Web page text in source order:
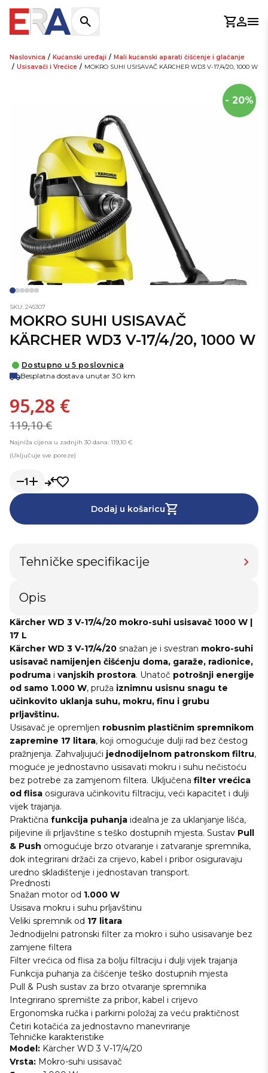
Košarica
Naslovnica / Kućanski uređaji / Mali kućanski aparati čišćenje i glačanje
/ Usisavači i Vrećice / MOKRO SUHI USISAVAČ KÄRCHER WD3 V-17/4/20, 1000 W
- 20%
SKU: 245307
MOKRO SUHI USISAVAČ
KÄRCHER WD3 V-17/4/20, 1000 W
Dostupno u 5 poslovnica
Besplatna dostava unutar 30 km
95,28 €
119,10 €
Najniža cijena u zadnjih 30 dana: 119,10 €
(Uključuje sve poreze)
1
Dodaj u košaricu
Tehničke specifikacije
Opis
Kärcher WD 3 V-17/4/20 mokro-suhi usisavač 1000 W |
17 L
Kärcher WD 3 V-17/4/20 snažan je i svestran mokro-suhi
usisavač namijenjen čišćenju doma, garaže, radionice,
podruma i vanjskih prostora. Unatoč potrošnji energije
od samo 1.000 W, pruža iznimnu usisnu snagu te
učinkovito uklanja suhu, mokru, finu i grubu
prljavštinu.
Usisavač je opremljen robusnim plastičnim spremnikom
zapremine 17 litara, koji omogućuje dulji rad bez čestog
pražnjenja. Zahvaljujući jednodijelnom patronskom filtru,
moguće je jednostavno usisavati mokru i suhu nečistoću
bez potrebe za zamjenom filtera. Uključena filter vrećica
od flisa osigurava učinkovitu filtraciju, veći kapacitet i dulji
vijek trajanja.
Praktična funkcija puhanja idealna je za uklanjanje lišća,
piljevine ili prljavštine s teško dostupnih mjesta. Sustav Pull
& Push omogućuje brzo otvaranje i zatvaranje spremnika,
dok integrirani držači za crijevo, kabel i pribor osiguravaju
uredno skladištenje i jednostavan transport.
Prednosti
Snažan motor od 1.000 W
Usisava mokru i suhu prljavštinu
Veliki spremnik od 17 litara
Jednodijelni patronski filter za mokro i suho usisavanje bez
zamjene filtera
Filter vrećica od flisa za bolju filtraciju i dulji vijek trajanja
Funkcija puhanja za čišćenje teško dostupnih mjesta
Pull & Push sustav za brzo otvaranje spremnika
Integrirano spremište za pribor, kabel i crijevo
Ergonomska ručka i parkirni položaj za veću praktičnost
Četiri kotačića za jednostavno manevriranje
Tehničke karakteristike
Model: Kärcher WD 3 V-17/4/20
Vrsta: Mokro-suhi usisavač